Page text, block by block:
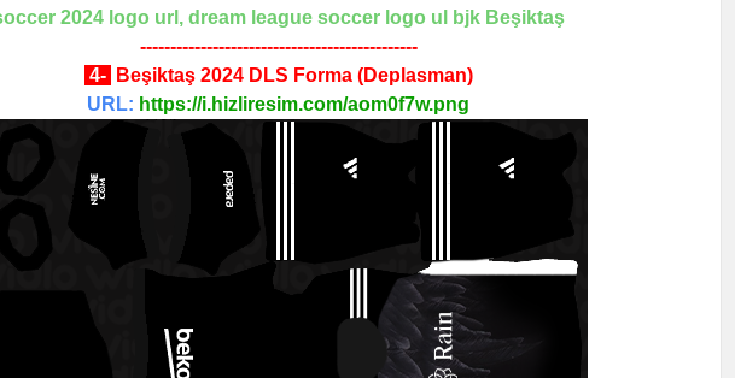
----------------------------------------------
4-
Beşiktaş 2024 DLS Forma (Deplasman)
URL: https://i.hizliresim.com/aom0f7w.png